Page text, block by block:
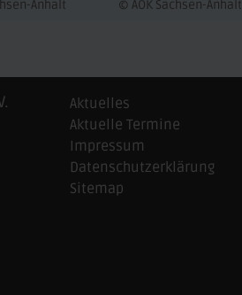
Anhalt © AOK Sachsen-Anhalt
Aktuelles
Aktuelle Termine
Impressum
Datenschutzerklärung
Sitemap